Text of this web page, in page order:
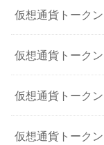
仮想通貨トーク
仮想通貨トーク
仮想通貨トーク
仮想通貨トーク